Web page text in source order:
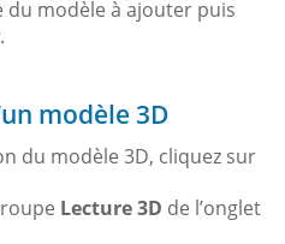
du modèle à ajouter puis
.
modèle 3D
du modèle 3D, cliquez sur
Lecture 3D de l’onglet